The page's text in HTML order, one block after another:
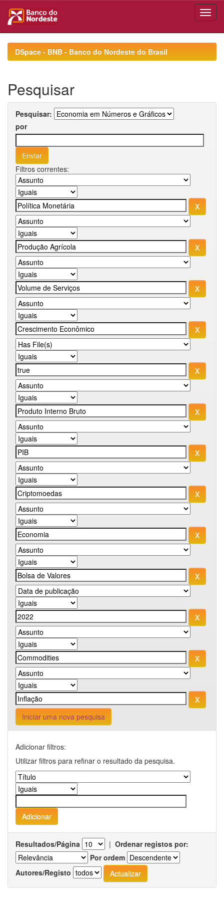
navigationDSpace - BNB - Banco do Nordeste do Brasil
Pesquisar
Pesquisar:
por
Filtros correntes:
Iniciar uma nova pesquisa
Adicionar filtros:
Utilizar filtros para refinar o resultado da pesquisa.
Resultados/Página | Ordenar registos por:
Por ordem
Autores/Registo